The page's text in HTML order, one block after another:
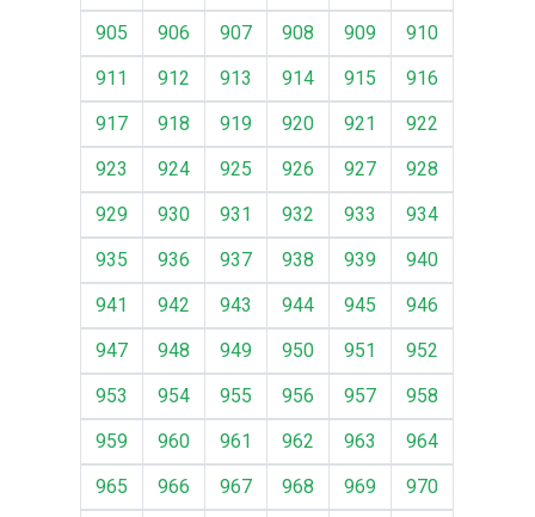
905
906 907 908 909
910
911
912 913 914 915
916
917
918 919 920 921
922
923
924 925 926 927
928
929
930 931 932 933
934
935
936 937 938 939
940
941
942 943 944 945
946
947
948 949 950 951
952
953
954 955 956 957
958
959
960 961 962 963
964
965
966 967 968 969
970